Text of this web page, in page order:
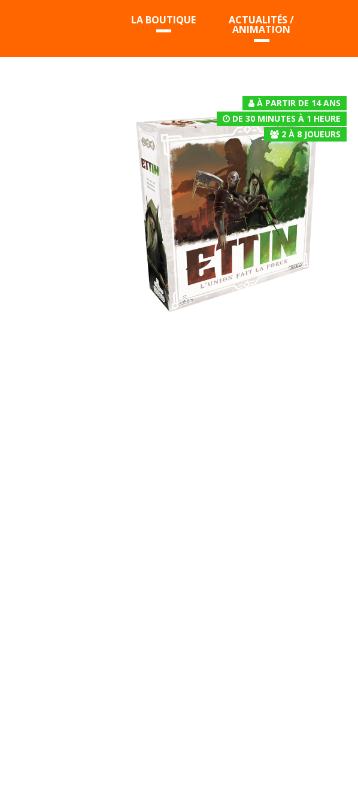
LA BOUTIQUE ACTUALITÉS /
ANIMATION
À PARTIR DE 14 ANS
DE 30 MINUTES À 1 HEURE
2À 8JOUEURS